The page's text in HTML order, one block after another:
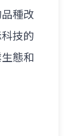
種改
技的
態和